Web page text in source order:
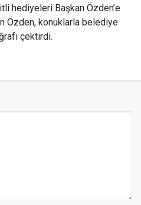
hediyeleri Başkan Özden’e
Özden, konuklarla belediye
çektirdi.